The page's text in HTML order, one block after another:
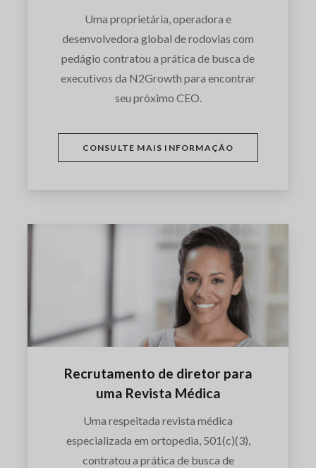
Uma proprietária, operadora e
desenvolvedora global de rodovias com
pedágio contratou a prática de busca de
executivos da N2Growth para encontrar
seu próximo CEO.
CONSULTE MAIS INFORMAÇÃO
Recrutamento de diretor para
uma Revista Médica
Uma respeitada revista médica
especializada em ortopedia, 501(c)(3),
contratou a prática de busca de